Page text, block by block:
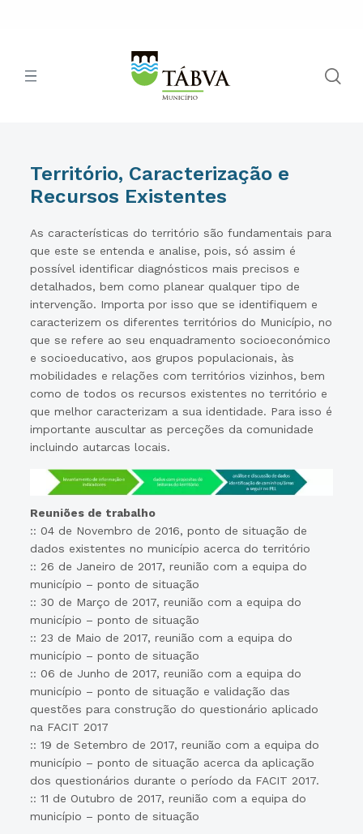
Território, Caracterização e
Recursos Existentes
As características do território são fundamentais para
que este se entenda e analise, pois, só assim é
possível identificar diagnósticos mais precisos e
detalhados, bem como planear qualquer tipo de
intervenção. Importa por isso que se identifiquem e
caracterizem os diferentes territórios do Município, no
que se refere ao seu enquadramento socioeconómico
e socioeducativo, aos grupos populacionais, às
mobilidades e relações com territórios vizinhos, bem
como de todos os recursos existentes no território e
que melhor caracterizam a sua identidade. Para isso é
importante auscultar as perceções da comunidade
incluindo autarcas locais.
Reuniões de trabalho
:: 04 de Novembro de 2016, ponto de situação de
dados existentes no município acerca do território
:: 26 de Janeiro de 2017, reunião com a equipa do
município – ponto de situação
:: 30 de Março de 2017, reunião com a equipa do
município – ponto de situação
:: 23 de Maio de 2017, reunião com a equipa do
município – ponto de situação
:: 06 de Junho de 2017, reunião com a equipa do
município – ponto de situação e validação das
questões para construção do questionário aplicado
na FACIT 2017
:: 19 de Setembro de 2017, reunião com a equipa do
município – ponto de situação acerca da aplicação
dos questionários durante o período da FACIT 2017.
:: 11 de Outubro de 2017, reunião com a equipa do
município – ponto de situação